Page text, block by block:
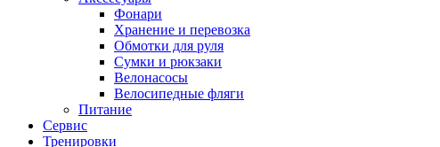
Фонари
Хранение и перевозка
Обмотки для руля
Сумки и рюкзаки
Велонасосы
Велосипедные фляги
Питание
Сервис
Тренировки